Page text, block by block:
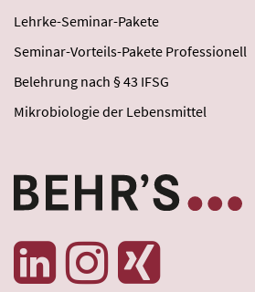
Lehrke-Seminar-Pakete
Seminar-Vorteils-Pakete Professionell
Belehrung nach § 43 IFSG
Mikrobiologie der Lebensmittel